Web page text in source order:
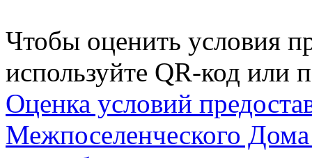
Чтобы оценить условия
используйте QR-код или
Оценка условий
Межпоселенческого